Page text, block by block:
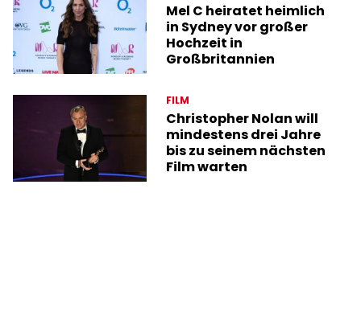
Mel C heiratet heimlich
in Sydney vor großer
Hochzeit in
Großbritannien
FILM
Christopher Nolan will
mindestens drei Jahre
bis zu seinem nächsten
Film warten